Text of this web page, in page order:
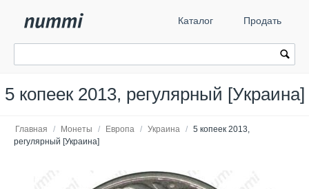
Каталог Продать
5 копеек 2013, регулярный [Украина]
Главная / Монеты / Европа / Украина / 5 копеек 2013,
регулярный [Украина]